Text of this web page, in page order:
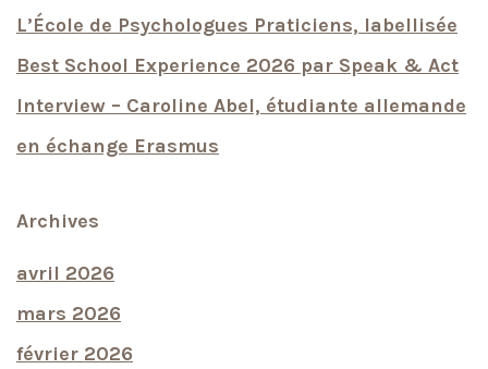
L’École de Psychologues Praticiens, labellisée
Best School Experience 2026 par Speak & Act
Interview – Caroline Abel, étudiante allemande
en échange Erasmus
Archives
avril 2026
mars 2026
février 2026